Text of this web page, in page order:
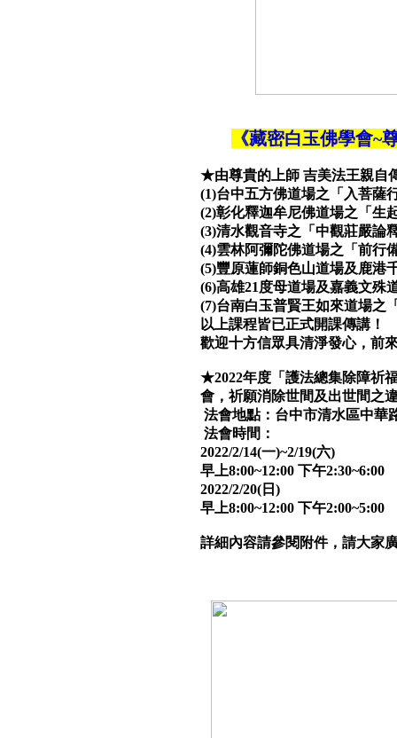
《藏密白玉佛學會~
★由尊貴的上師 吉美法王親自
(1)台中五方佛道場之「入菩
(2)彰化釋迦牟尼佛道場之「生
(3)清水觀音寺之「中觀莊嚴論
(4)雲林阿彌陀佛道場之「前行
(5)豐原蓮師銅色山道場及鹿港
(6)高雄21度母道場及嘉義文殊
(7)台南白玉普賢王如來道場之
以上課程皆已正式開課傳講！
歡迎十方信眾具清淨發心，前
★2022年度「護法總集除障祈
會，祈願消除世間及出世間之
法會地點：台中市清水區中華
法會時間：
2022/2/14(一)~2/19(六)
早上8:00~12:00 下午2:30~6:00
2022/2/20(日)
早上8:00~12:00 下午2:00~5:00
詳細內容請參閱附件，請大家